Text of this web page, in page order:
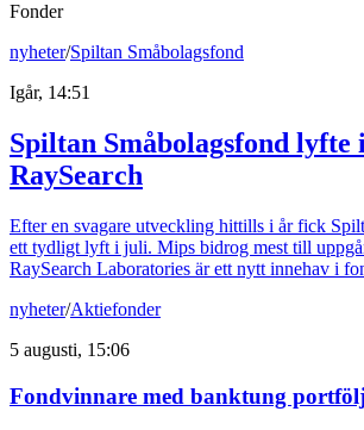
Fonder
nyheter/Spiltan Småbolagsfond
Igår, 14:51
Spiltan Småbolagsfond
RaySearch
Efter en svagare utveckling hittills i år fick
ett tydligt lyft i juli. Mips bidrog mest till
RaySearch Laboratories är ett nytt innehav i
nyheter/Aktiefonder
5 augusti, 15:06
Fondvinnare med banktung portfölj